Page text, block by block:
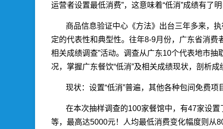
运营者设置最低消费”，这意味着“低消”成绩有了
商品信息验证中心《方法》出台三年多来，
定的代表性和典型性。往年8-9月份，广东省消费
相关成绩调查”活动。调查从广东10个代表地市
况，掌握广东餐饮“低消”及相关成绩现状，剖析成
现状：设置“低消”普遍，其他各种包间免费项
在本次抽样调查的100家餐馆中，有47家设置
等，最高达5000元！人均最低消费变化幅度则从